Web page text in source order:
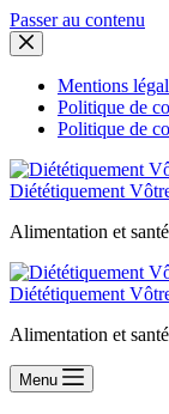
Passer au contenu
Mentions
Politique de
Politique de
Diététiquement
Alimentation et santé
Diététiquement
Alimentation et santé
Menu